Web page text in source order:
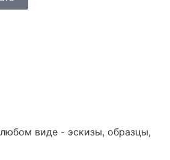
виде - эскизы, образцы,